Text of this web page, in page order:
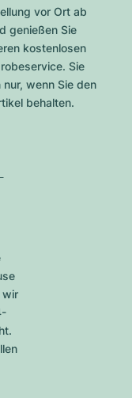
vor Ort ab
genießen Sie
kostenlosen
Sie
nur, wenn Sie den
behalten.
wir